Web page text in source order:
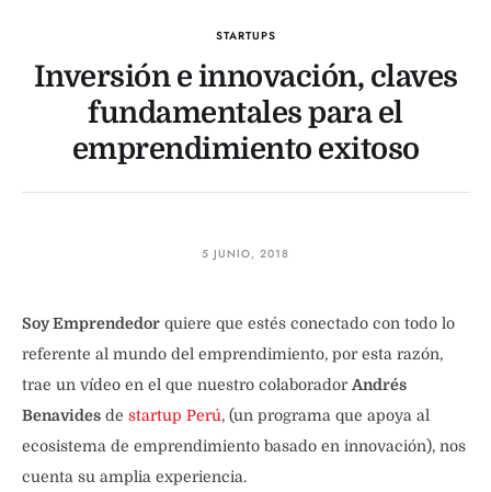
STARTUPS
Inversión e innovación, claves
fundamentales para el
emprendimiento exitoso
5 JUNIO, 2018
Soy Emprendedor quiere que estés conectado con todo lo
referente al mundo del emprendimiento, por esta razón,
trae un vídeo en el que nuestro colaborador Andrés
Benavides de startup Perú, (un programa que apoya al
ecosistema de emprendimiento basado en innovación), nos
cuenta su amplia experiencia.